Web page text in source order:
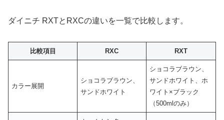
ダイニチ RXTとRXCの違いを一覧で比較します。
比較項目 RXC RXT
カラー展開
ショコラブラウン、
サンドホワイト
ショコラブラウン、
サンドホワイト、ホ
ワイト×ブラック
（500mlのみ）